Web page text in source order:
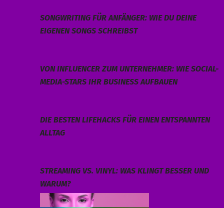
SONGWRITING FÜR ANFÄNGER: WIE DU DEINE
EIGENEN SONGS SCHREIBST
VON INFLUENCER ZUM UNTERNEHMER: WIE SOCIAL-
MEDIA-STARS IHR BUSINESS AUFBAUEN
DIE BESTEN LIFEHACKS FÜR EINEN ENTSPANNTEN
ALLTAG
STREAMING VS. VINYL: WAS KLINGT BESSER UND
WARUM?